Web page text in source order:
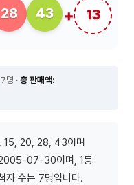
28 43 13
7명 · 총 판매액:
15, 20, 28, 43이며
2005-07-30이며, 1등
자 수는 7명입니다.